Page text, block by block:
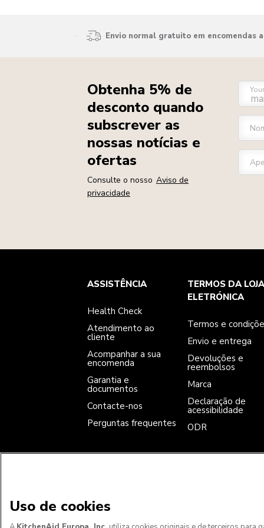
Envio normal gratuito em encomendas
Obtenha 5% de
desconto quando
subscrever as
nossas notícias e
ofertas
Consulte o nosso Aviso de
privacidade
Health Check
Atendimento ao cliente
Acompanhar a sua encomenda
Contacte-nos
Termos e condições
Envio e entrega
Declaração de acessibilidade
A marca
A nossa história
ASSISTÊNCIA
Health Check
Atendimento ao
cliente
Acompanhar a sua
encomenda
Garantia e
documentos
Contacte-nos
Perguntas frequentes
TERMOS DA LOJA
ELETRÓNICA
Termos e
Envio e entrega
Devoluções e
reembolsos
Marca
Declaração de
acessibilidade
ODR
Uso de cookies